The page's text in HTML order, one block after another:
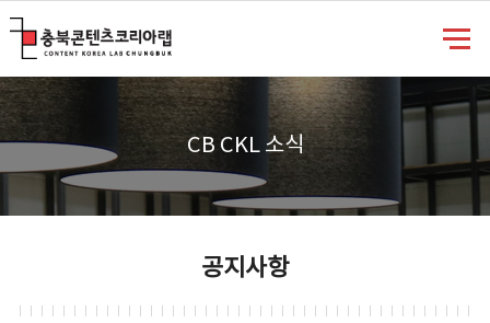
CB CKL 소식
공지사항